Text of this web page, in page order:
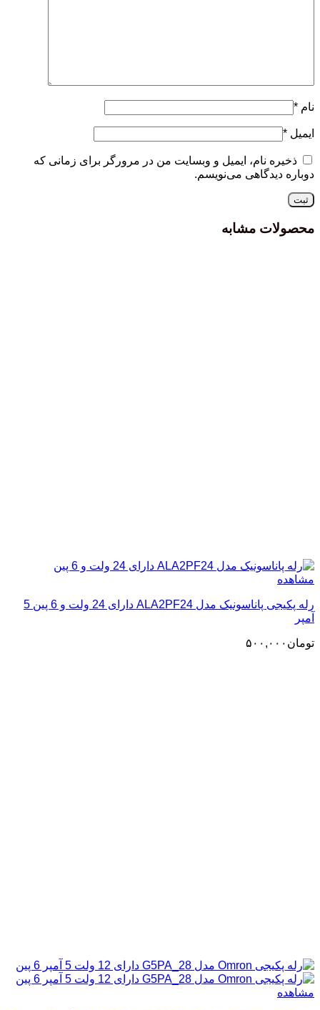
نام *
ایمیل *
ذخیره نام، ایمیل و وبسایت من در مرورگر برای زمانی که
دوباره دیدگاهی می‌نویسم.
محصولات مشابه
مشاهده
رله پکیجی پاناسونیک مدل ALA2PF24 دارای 24 ولت و 6 پین 5
آمپر
تومان ۵۰۰,۰۰۰
مشاهده